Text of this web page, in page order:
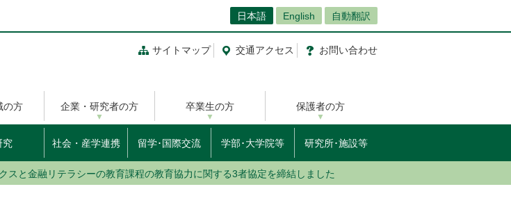
日本語 English 自動翻訳
サイトマップ 交通アクセス お問い合わせ
の方 企業・研究者の方 卒業生の方 保護者の方
究 社会・産学連携 留学･国際交流 学部･大学院等 研究所･施設等
スと金融リテラシーの教育課程の教育協力に関する3者協定を締結しました